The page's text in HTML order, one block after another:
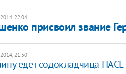
22:04
присвоил звание
21:50
едет содокладчица ПАСЕ